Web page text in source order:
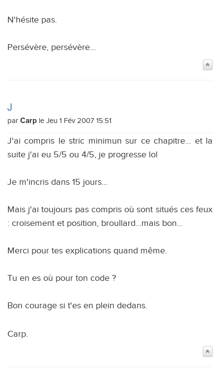
N'hésite pas.
Persévère, persévère...
J
par Carp le Jeu 1 Fév 2007 15:51
J'ai compris le stric minimun sur ce chapitre... et la
suite j'ai eu 5/5 ou 4/5, je progresse lol
Je m'incris dans 15 jours...
Mais j'ai toujours pas compris où sont situés ces feux
: croisement et position, broullard...mais bon...
Merci pour tes explications quand même.
Tu en es où pour ton code ?
Bon courage si t'es en plein dedans.
Carp.